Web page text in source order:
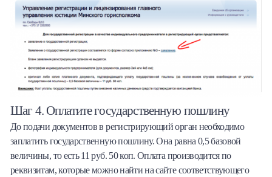
Шаг 4. Оплатите государственную пошлину
До подачи документов в регистрирующий орган необходимо
заплатить государственную пошлину. Она равна 0,5 базовой
величины, то есть 11 руб. 50 коп. Оплата производится по
реквизитам, которые можно найти на сайте соответствующего